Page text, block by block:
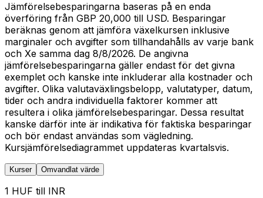
Jämförelsebesparingarna baseras på en enda
överföring från GBP 20,000 till USD. Besparingar
beräknas genom att jämföra växelkursen inklusive
marginaler och avgifter som tillhandahålls av varje bank
och Xe samma dag 8/8/2026. De angivna
jämförelsebesparingarna gäller endast för det givna
exemplet och kanske inte inkluderar alla kostnader och
avgifter. Olika valutaväxlingsbelopp, valutatyper, datum,
tider och andra individuella faktorer kommer att
resultera i olika jämförelsebesparingar. Dessa resultat
kanske därför inte är indikativa för faktiska besparingar
och bör endast användas som vägledning.
Kursjämförelsediagrammet uppdateras kvartalsvis.
Kurser Omvandlat värde
1 HUF till INR